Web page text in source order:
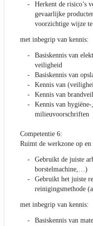
Herkent de risico’s
gevaarlijke
voorzichtige wijze te
met inbegrip van kennis:
Basiskennis van
veiligheid
Basiskennis van
Kennis van
Kennis van
Kennis van
milieuvoorschriften
Competentie 6:
Ruimt de werkzone op
Gebruikt de juiste
borstelmachine,…)
Gebruikt het juiste
reinigingsmethode
met inbegrip van kennis:
Basiskennis van